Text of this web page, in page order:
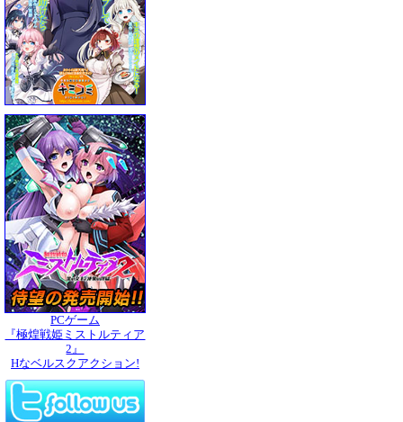
PCゲーム
『極煌戦姫ミストルティア
2』
Hなベルスクアクション!